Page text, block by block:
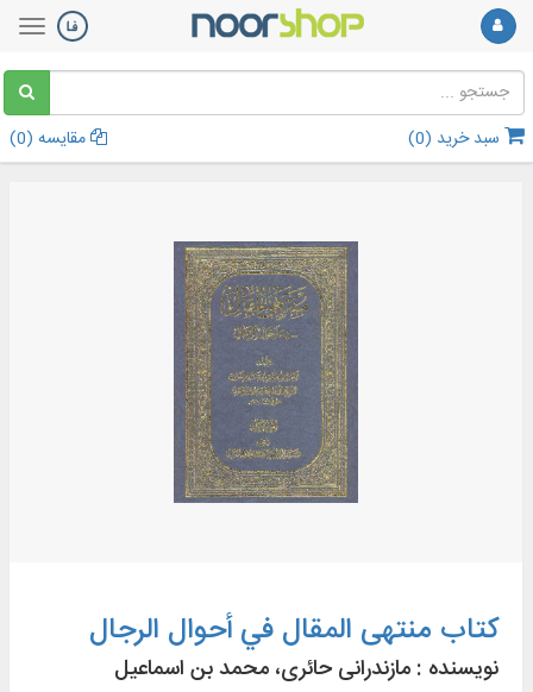
سبد خرید (0
) مقایسه (0
)
کتاب منتهی المقال في أحوال الرجال
نویسنده : مازندرانی حائری، محمد بن اسماعیل